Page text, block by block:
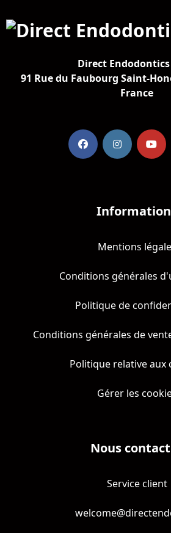
Direct Endodontics
91 Rue du Faubourg Saint-
France
Mentions
Conditions générales
Politique de
Conditions générales de
Politique relative aux
Gérer les
Nous
Service client